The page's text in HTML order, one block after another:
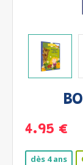
4.95 €
dès 4 ans